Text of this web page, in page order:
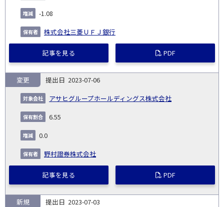
-1.08
株式会社三菱ＵＦＪ銀行
記事を見る PDF
2023-07-06
アサヒグループホールディングス株式会社
変更
6.55
0.0
野村證券株式会社
記事を見る PDF
2023-07-03
新規